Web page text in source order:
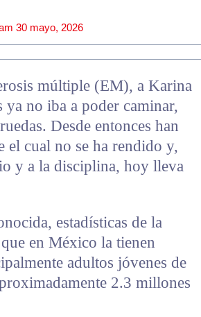
30 mayo, 2026
múltiple (EM), a Karina
ya no iba a poder caminar,
Desde entonces han
el cual no se ha rendido y,
y a la disciplina, hoy lleva
estadísticas de la
en México la tienen
adultos jóvenes de
2.3 millones